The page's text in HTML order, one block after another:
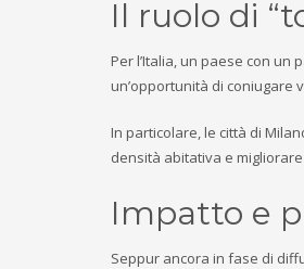
Il ruolo di
Per l’Italia, un paese con
un’opportunità di coniugare
In particolare, le città di
densità abitativa e
Impatto e
Seppur ancora in fase di